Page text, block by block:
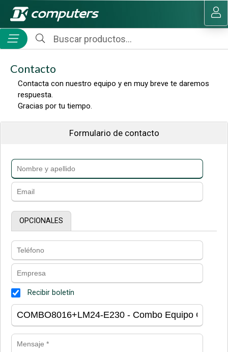
MI COMPRA
Contacto
Contacta con nuestro equipo y en muy breve te daremos
respuesta.
Gracias por tu tiempo.
Formulario de contacto
OPCIONALES
Recibir boletín